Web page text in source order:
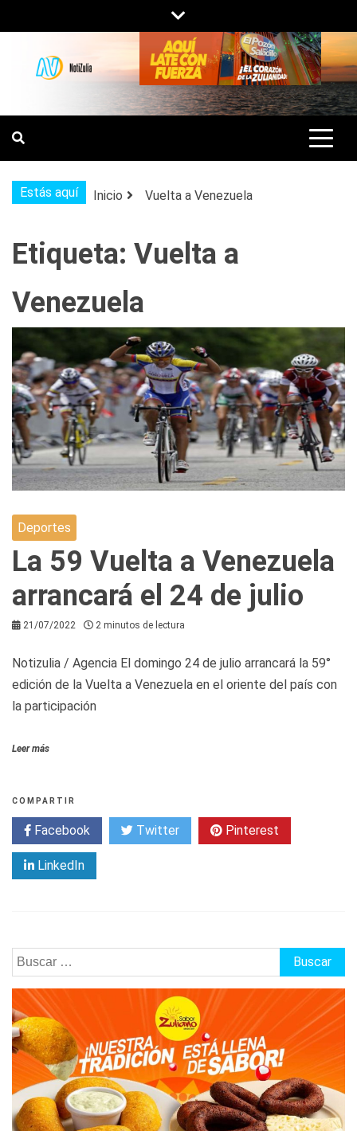
al
contenido
NOTIZULIA
NOTICIAS DEL ZULIA, VENEZUELA Y
DE INTERÉS GENERAL.
Estás aquí Inicio Vuelta a Venezuela
Etiqueta: Vuelta a
Venezuela
Deportes
La 59 Vuelta a Venezuela
arrancará el 24 de julio
21/07/2022 2 minutos de lectura
Notizulia / Agencia El domingo 24 de julio arrancará la 59°
edición de la Vuelta a Venezuela en el oriente del país con
la participación
Leer más
COMPARTIR
Facebook Twitter Pinterest
LinkedIn
Buscar: